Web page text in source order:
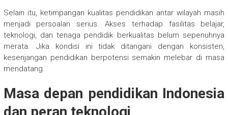
Selain itu, ketimpangan kualitas pendidikan antar wilayah masih
menjadi persoalan serius. Akses terhadap fasilitas belajar,
teknologi, dan tenaga pendidik berkualitas belum sepenuhnya
merata. Jika kondisi ini tidak ditangani dengan konsisten,
kesenjangan pendidikan berpotensi semakin melebar di masa
mendatang.
Masa depan pendidikan Indonesia